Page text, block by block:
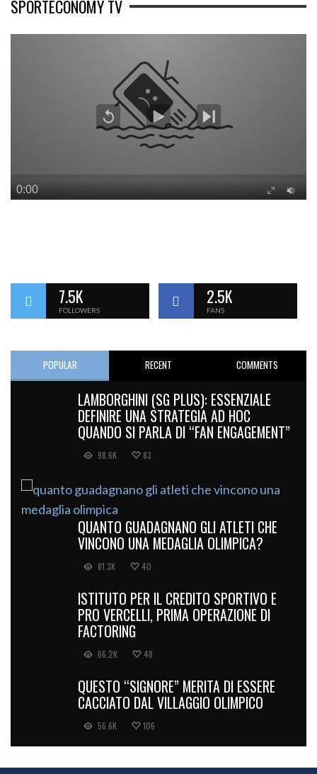
SPORTECONOMY TV
7.5K
FOLLOWERS
2.5K
FANS
POPULAR RECENT COMMENTS
LAMBORGHINI (SG PLUS): ESSENZIALE
DEFINIRE UNA STRATEGIA AD HOC
QUANDO SI PARLA DI “FAN ENGAGEMENT”
98.6K 83
QUANTO GUADAGNANO GLI ATLETI CHE
VINCONO UNA MEDAGLIA OLIMPICA?
81.3K 40
ISTITUTO PER IL CREDITO SPORTIVO E
PRO VERCELLI, PRIMA OPERAZIONE DI
FACTORING
66.2K 48
QUESTO “SIGNORE” MERITA DI ESSERE
CACCIATO DAL VILLAGGIO OLIMPICO
56.6K 106